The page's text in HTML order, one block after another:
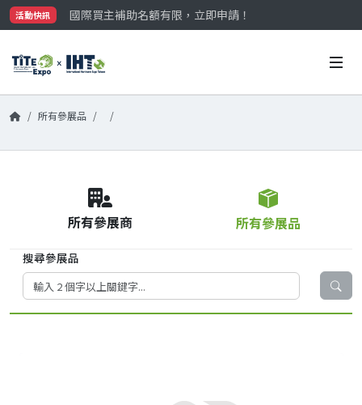
活動快訊
國際買主補助名額有限，立即申請！
參觀門票開放申請中‼️
國際買主補助名額有限，立即申請！
所有參展品
所有參展商 所有參展品
搜尋參展品